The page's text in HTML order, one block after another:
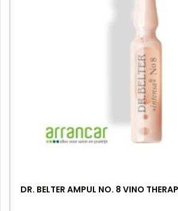
DR. BELTER AMPUL NO. 8 VINO